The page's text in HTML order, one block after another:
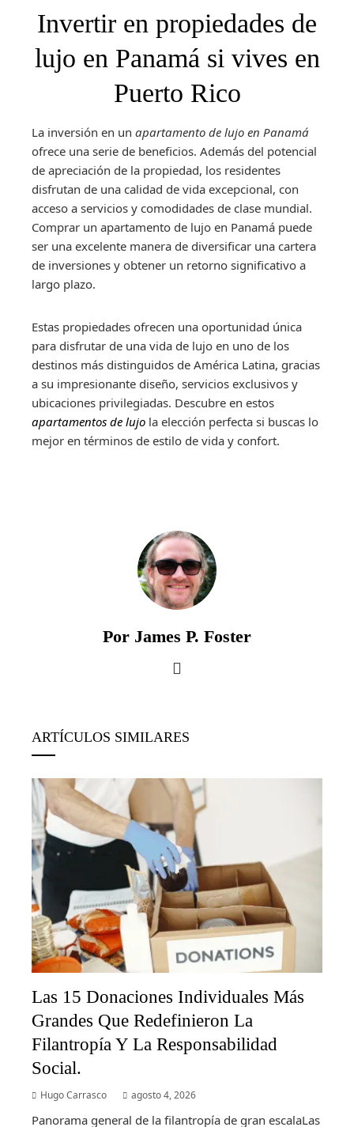
Invertir en propiedades de
lujo en Panamá si vives en
Puerto Rico
La inversión en un apartamento de lujo en Panamá
ofrece una serie de beneficios. Además del potencial
de apreciación de la propiedad, los residentes
disfrutan de una calidad de vida excepcional, con
acceso a servicios y comodidades de clase mundial.
Comprar un apartamento de lujo en Panamá puede
ser una excelente manera de diversificar una cartera
de inversiones y obtener un retorno significativo a
largo plazo.
Estas propiedades ofrecen una oportunidad única
para disfrutar de una vida de lujo en uno de los
destinos más distinguidos de América Latina, gracias
a su impresionante diseño, servicios exclusivos y
ubicaciones privilegiadas. Descubre en estos
apartamentos de lujo la elección perfecta si buscas lo
mejor en términos de estilo de vida y confort.
Por James P. Foster
ARTÍCULOS SIMILARES
Las 15 Donaciones Individuales Más
Grandes Que Redefinieron La
Filantropía Y La Responsabilidad
Social.
Hugo Carrasco agosto 4, 2026
Panorama general de la filantropía de gran escalaLas